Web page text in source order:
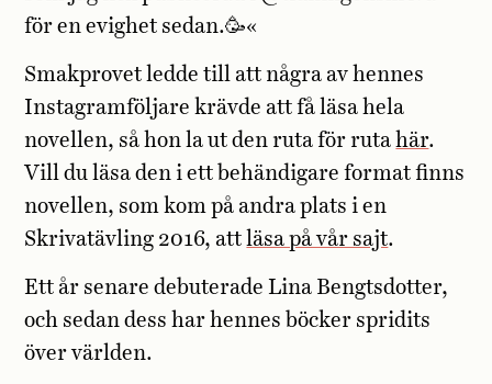
för en evighet sedan.🥳«
Smakprovet ledde till att några av hennes
Instagramföljare krävde att få läsa hela
novellen, så hon la ut den ruta för rutahär.
Vill du läsa den i ett behändigare format finns
novellen, som kom på andra plats i en
Skrivatävling 2016, attläsa på vår sajt.
Ett år senare debuterade Lina Bengtsdotter,
och sedan dess har hennes böcker spridits
över världen.